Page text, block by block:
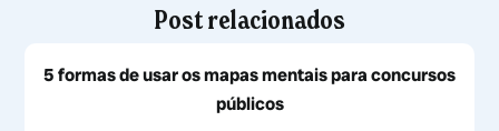
Post relacionados
5 formas de usar os mapas mentais para concursos
públicos